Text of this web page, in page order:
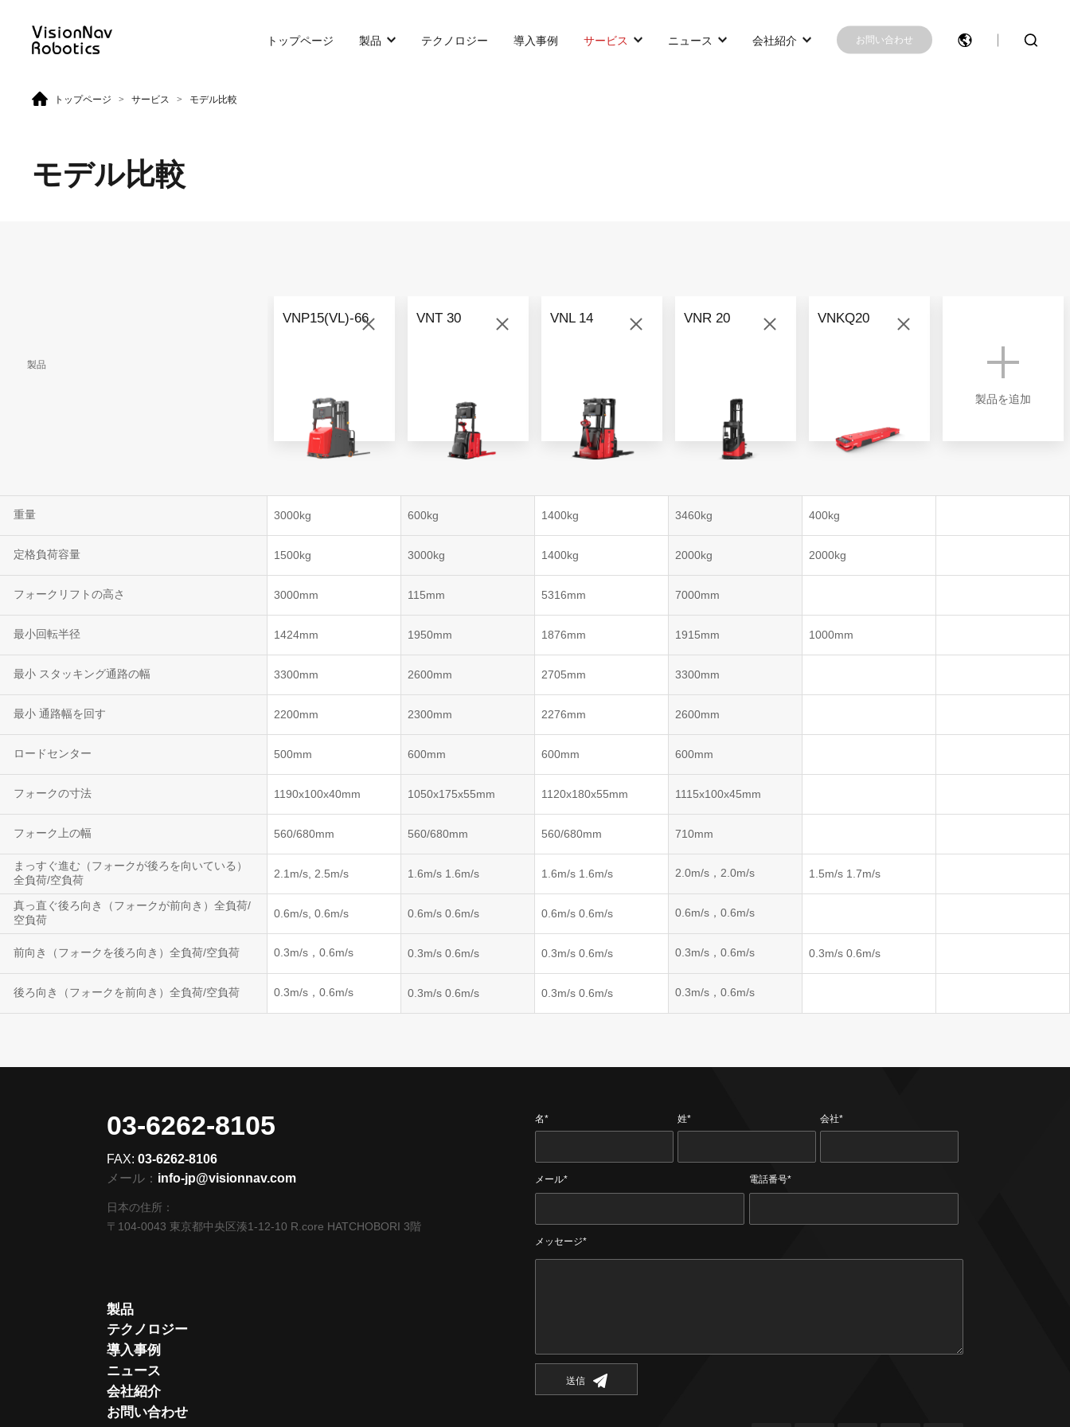
トップページ 製品 テクノロジー 導入事例 サービス ニュース 会社紹介 お問い合わせ
VNE40-66 VNP15(VL)-07
VNP20(VL)-07
自律走行搬送ロボット
RCS(ロボットコントロー
RCS(ロボットコントロ
RCS(ロボットコントロー
ルシステム)
トップページ > サービス > モデル比較
モデル比較
製品
重量
定格負荷容量
フォークリフトの高さ
最小回転半径
最小 スタッキング通路の幅
最小 通路幅を回す
ロードセンター
フォークの寸法
フォーク上の幅
まっすぐ進む（フォークが後ろを向いている）
全負荷/空負荷
真っ直ぐ後ろ向き（フォークが前向き）全負荷/
空負荷
前向き（フォークを後ろ向き）全負荷/空負荷
後ろ向き（フォークを前向き）全負荷/空負荷
VNP15(VL)-66
3000kg
1500kg
3000mm
1424mm
3300mm
2200mm
500mm
1190x100x40mm
560/680mm
2.1m/s, 2.5m/s
0.6m/s, 0.6m/s
0.3m/s，0.6m/s
0.3m/s，0.6m/s
VNT 30
600kg
3000kg
115mm
1950mm
2600mm
2300mm
600mm
1050x175x55mm
560/680mm
1.6m/s 1.6m/s
0.6m/s 0.6m/s
0.3m/s 0.6m/s
0.3m/s 0.6m/s
VNL 14
1400kg
1400kg
5316mm
1876mm
2705mm
2276mm
600mm
1120x180x55mm
560/680mm
1.6m/s 1.6m/s
0.6m/s 0.6m/s
0.3m/s 0.6m/s
0.3m/s 0.6m/s
VNR 20
3460kg
2000kg
7000mm
1915mm
3300mm
2600mm
600mm
1115x100x45mm
710mm
2.0m/s，2.0m/s
0.6m/s，0.6m/s
0.3m/s，0.6m/s
0.3m/s，0.6m/s
VNKQ20
400kg
2000kg
1000mm
1.5m/s 1.7m/s
0.3m/s 0.6m/s
製品を追加
03-6262-8105
FAX:03-6262-8106
メール： info-jp@visionnav.com
日本の住所：
〒104-0043 東京都中央区湊1-12-10 R.core HATCHOBORI 3階
製品
テクノロジー
導入事例
ニュース
会社紹介
お問い合わせ
名* 姓* 会社*
メール* 電話番号*
メッセージ*
送信